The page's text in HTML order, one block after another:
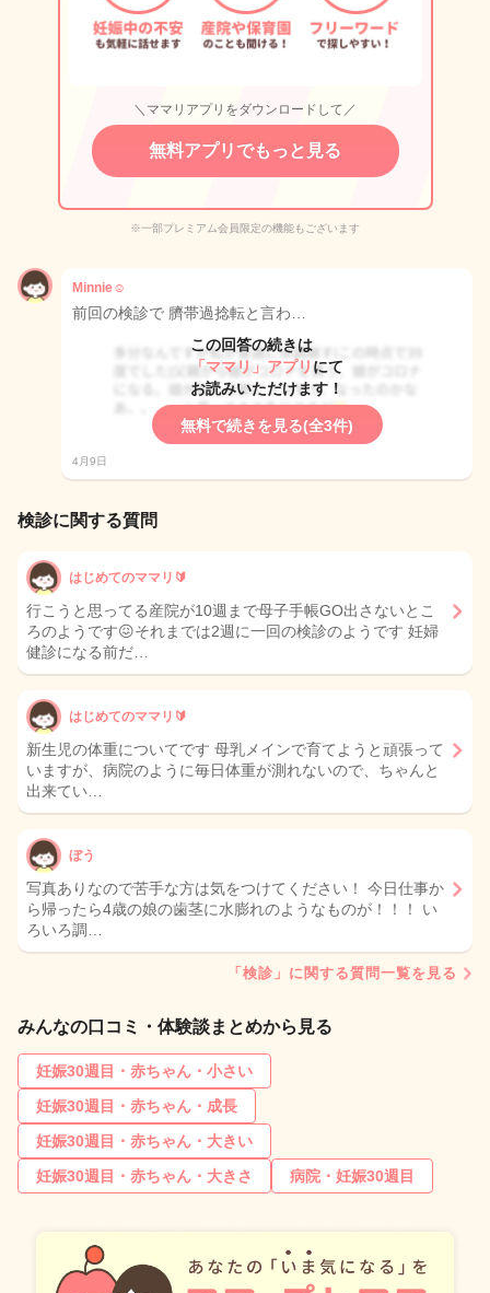
＼ママリアプリをダウンロードして／
無料アプリでもっと見る
※一部プレミアム会員限定の機能もございます
Minnie☺︎
前回の検診で 臍帯過捻転と言わ…
この回答の続きは
「ママリ」アプリ にて
お読みいただけます！
無料で続きを見る(全3件)
4月9日
検診に関する質問
はじめてのママリ🔰
行こうと思ってる産院が10週まで母子手帳GO出さないとこ
ろのようです😖それまでは2週に一回の検診のようです 妊婦
健診になる前だ…
はじめてのママリ🔰
新生児の体重についてです 母乳メインで育てようと頑張って
いますが、病院のように毎日体重が測れないので、ちゃんと
出来てい…
ぼう
写真ありなので苦手な方は気をつけてください！ 今日仕事か
ら帰ったら4歳の娘の歯茎に水膨れのようなものが！！！ い
ろいろ調…
「検診」に関する質問一覧を見る
みんなの口コミ・体験談まとめから見る
妊娠30週目・赤ちゃん・小さい
妊娠30週目・赤ちゃん・成長
妊娠30週目・赤ちゃん・大きい
妊娠30週目・赤ちゃん・大きさ
病院・妊娠30週目